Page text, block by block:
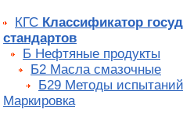
КГС Классификатор
стандартов
Б Нефтяные продукты
Б2 Масла смазочные
Б29 Методы
Маркировка